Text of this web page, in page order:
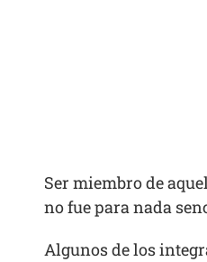
Ser miembro de
no fue para nada
Algunos de los